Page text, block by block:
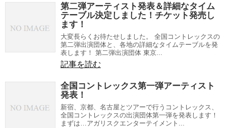
第二弾アーティスト発表＆詳細なタイム
テーブル決定しました！チケット発売し
ます！
大変長らくお待たせしました。 全国コントレックスの
第二弾出演団体と、各地の詳細なタイムテーブルを発
表します！ 第二弾出演団体 東京...
記事を読む
全国コントレックス第一弾アーティスト
発表！
新宿、京都、名古屋とツアーで行うコントレックス、
全国コントレックスの出演団体第一弾を発表します！
まずは…アガリスクエンターテイメント...